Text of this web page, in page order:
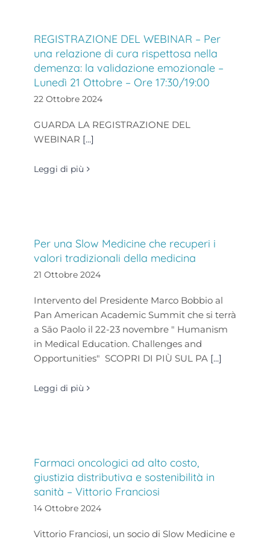
REGISTRAZIONE DEL WEBINAR – Per
una relazione di cura rispettosa nella
demenza: la validazione emozionale –
Lunedì 21 Ottobre – Ore 17:30/19:00
22 Ottobre 2024
GUARDA LA REGISTRAZIONE DEL
WEBINAR [...]
Leggi di più
Per una Slow Medicine che recuperi i
valori tradizionali della medicina
21 Ottobre 2024
Intervento del Presidente Marco Bobbio al
Pan American Academic Summit che si terrà
a Sāo Paolo il 22-23 novembre " Humanism
in Medical Education. Challenges and
Opportunities" SCOPRI DI PIÙ SUL PA [...]
Leggi di più
Farmaci oncologici ad alto costo,
giustizia distributiva e sostenibilità in
sanità – Vittorio Franciosi
14 Ottobre 2024
Vittorio Franciosi, un socio di Slow Medicine e